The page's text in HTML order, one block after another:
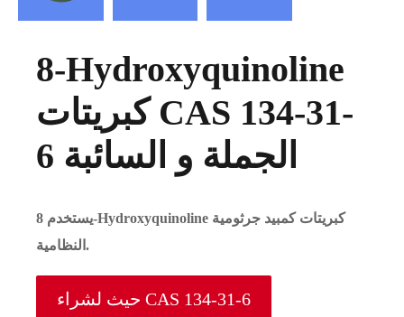
8-Hydroxyquinoline
كبريتات CAS 134-31-
6 الجملة و السائبة
يستخدم 8-Hydroxyquinoline كبريتات كمبيد جرثومية
النظامية.
حيث لشراء CAS 134-31-6